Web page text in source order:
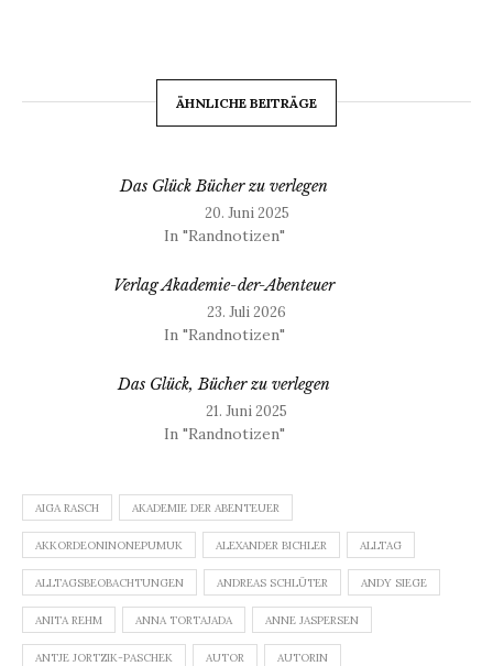
ÄHNLICHE BEITRÄGE
Das Glück Bücher zu verlegen
20. Juni 2025
In "Randnotizen"
Verlag Akademie-der-Abenteuer
23. Juli 2026
In "Randnotizen"
Das Glück, Bücher zu verlegen
21. Juni 2025
In "Randnotizen"
AIGA RASCH AKADEMIE DER ABENTEUER
AKKORDEONINONEPUMUK ALEXANDER BICHLER ALLTAG
ALLTAGSBEOBACHTUNGEN ANDREAS SCHLÜTER ANDY SIEGE
ANITA REHM ANNA TORTAJADA ANNE JASPERSEN
ANTJE JORTZIK-PASCHEK AUTOR AUTORIN